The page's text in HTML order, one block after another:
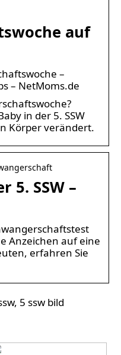
auf
–
– NetMoms.de
in der 5. SSW
Körper verändert.
5. SSW –
Anzeichen auf eine
erfahren Sie
5 ssw bild